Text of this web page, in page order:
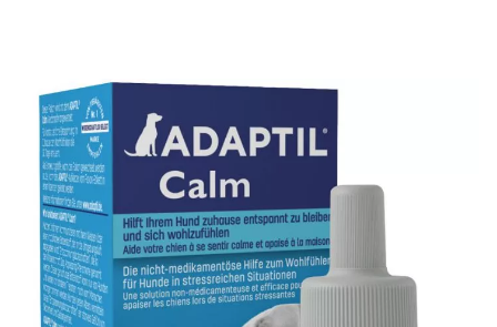
Dieser Flakon wird mit dem Adpatil Calm-Verdampfer
angewendet. Für eine kontinuierliche Entspannung im
Zuhause den Nachfüllflakon alle 30 Tage erneuern. Mit
Adaptil Calm fühlt sich Ihr Hund in Stress-Situationen
sicher und wohl.